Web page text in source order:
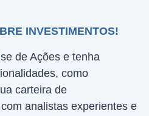
INVESTIMENTOS!
de Ações e tenha
como
carteira de
analistas experientes e